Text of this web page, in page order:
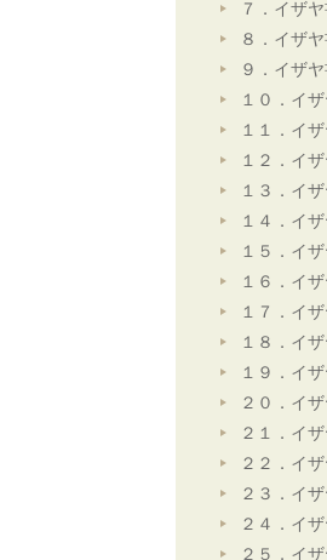
７．イザ
８．イザ
９．イザ
１０．イ
１１．イ
１２．イ
１３．イ
１４．イ
１５．イ
１６．イ
１７．イ
１８．イ
１９．イ
２０．イ
２１．イ
２２．イ
２３．イ
２４．イ
２５．イ